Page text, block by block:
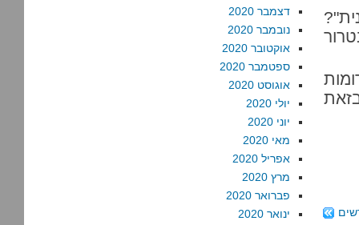
דצמבר 2020
נובמבר 2020
אוקטובר 2020
ספטמבר 2020
אוגוסט 2020
יולי 2020
יוני 2020
מאי 2020
אפריל 2020
מרץ 2020
פברואר 2020
ינואר 2020